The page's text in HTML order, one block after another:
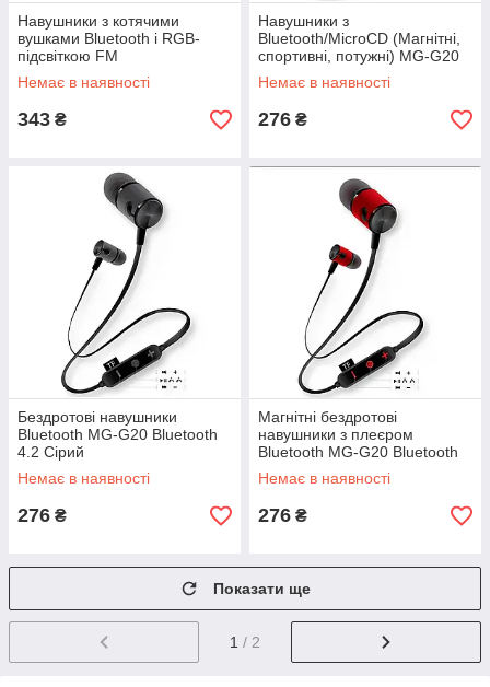
Навушники з котячими
вушками Bluetooth і RGB-
підсвіткою FM
радіо, Підтримка карти
пам'яті Cat MZ-023 Бірюзові
Немає в наявності
343 ₴
Навушники з
Bluetooth/MicroCD (Магнітні,
спортивні, потужні) MG-G20
Синій
Немає в наявності
276 ₴
Бездротові навушники
Bluetooth MG-G20 Bluetooth
4.2 Сірий
Немає в наявності
276 ₴
Магнітні бездротові
навушники з плеєром
Bluetooth MG-G20 Bluetooth
4.2 Червоний
Немає в наявності
276 ₴
Показати ще
1 / 2